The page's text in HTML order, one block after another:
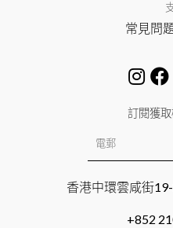
常見問
訂閱獲
香港中環雲咸街
+852